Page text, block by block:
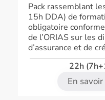
Pack rassemblant
15h DDA) de
obligatoire
de l’ORIAS sur les
d’assurance et de
22h
En